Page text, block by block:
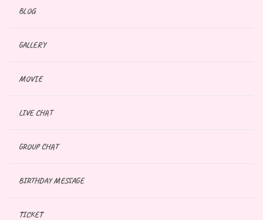
BLOG
GALLERY
MOVIE
LIVE CHAT
GROUP CHAT
BIRTHDAY MESSAGE
TICKET